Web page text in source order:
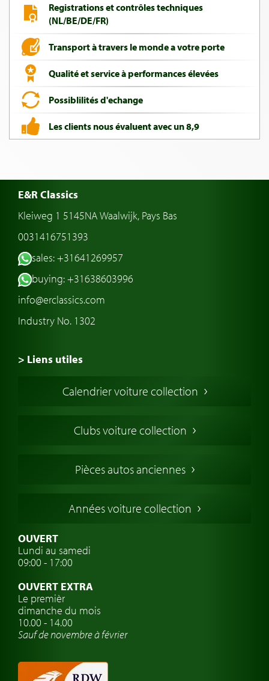
Registrations et contrôles techniques
(NL/BE/DE/FR)
Transport à travers le monde a votre porte
Qualité et service à performances élevées
Possiblilités d'echange
Les clients nous évaluent avec un 8,9
E&R Classics
Kleiweg 1 5145NA Waalwijk, Pays Bas
0031416751393
sales: +31641269957
buying: +31638603996
info@erclassics.com
Industry No. 1302
> Liens utiles
Voiture Collection Europe
Voitures Anglaises
Voitures Allemandes
Voitures Suédoises
Assurance voiture de collection
Clubs de voitures classiques
Atelier de voitures anciennes
Montres de marque de voiture
Calendrier voiture collection
Clubs voiture collection
Pièces autos anciennes
Années voiture collection
OUVERT
Lundi au samedi
09:00 - 17:00
OUVERT EXTRA
Le premièr
dimanche du mois
10.00 - 14.00
Sauf de novembre à février